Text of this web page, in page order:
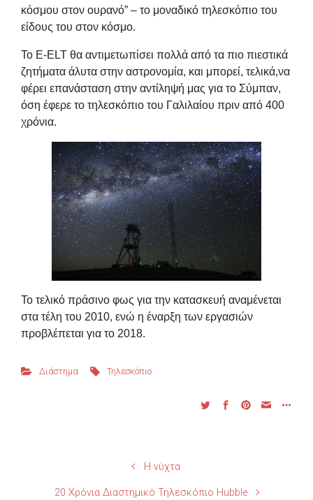
κόσμου στον ουρανό” – το μοναδικό τηλεσκόπιο του
είδους του στον κόσμο.
Το E-ELT θα αντιμετωπίσει πολλά από τα πιο πιεστικά
ζητήματα άλυτα στην αστρονομία, και μπορεί, τελικά,να
φέρει επανάσταση στην αντίληψή μας για το Σύμπαν,
όση έφερε το τηλεσκόπιο του Γαλιλαίου πριν από 400
χρόνια.
Το τελικό πράσινο φως για την κατασκευή αναμένεται
στα τέλη του 2010, ενώ η έναρξη των εργασιών
προβλέπεται για το 2018.
Διάστημα Τηλεσκόπιο
H νύχτα
20 Χρόνια Διαστημικό Τηλεσκόπιο Hubble